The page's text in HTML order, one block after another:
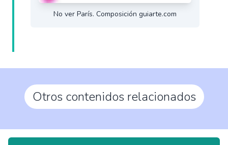
No ver París. Composición guiarte.com
Otros contenidos relacionados